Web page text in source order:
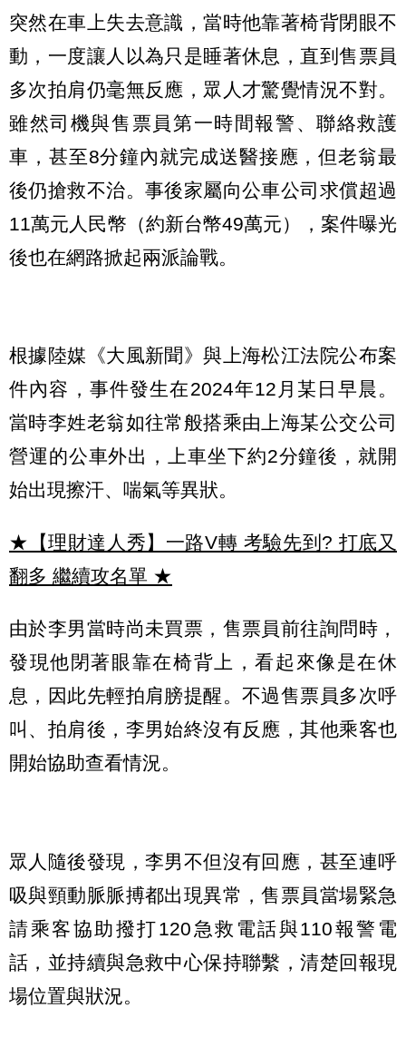
突然在車上失去意識，當時他靠著椅背閉眼不
動，一度讓人以為只是睡著休息，直到售票員
多次拍肩仍毫無反應，眾人才驚覺情況不對。
雖然司機與售票員第一時間報警、聯絡救護
車，甚至8分鐘內就完成送醫接應，但老翁最
後仍搶救不治。事後家屬向公車公司求償超過
11萬元人民幣（約新台幣49萬元），案件曝光
後也在網路掀起兩派論戰。
根據陸媒《大風新聞》與上海松江法院公布案
件內容，事件發生在2024年12月某日早晨。
當時李姓老翁如往常般搭乘由上海某公交公司
營運的公車外出，上車坐下約2分鐘後，就開
始出現擦汗、喘氣等異狀。
★【理財達人秀】一路V轉 考驗先到? 打底又
翻多 繼續攻名單 ★
由於李男當時尚未買票，售票員前往詢問時，
發現他閉著眼靠在椅背上，看起來像是在休
息，因此先輕拍肩膀提醒。不過售票員多次呼
叫、拍肩後，李男始終沒有反應，其他乘客也
開始協助查看情況。
眾人隨後發現，李男不但沒有回應，甚至連呼
吸與頸動脈脈搏都出現異常，售票員當場緊急
請乘客協助撥打120急救電話與110報警電
話，並持續與急救中心保持聯繫，清楚回報現
場位置與狀況。